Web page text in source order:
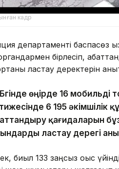
кадр
департаменті баспасөз
бірлесіп,
ластау деректерін
өңірде 16
6 195
қағидаларын
ластау дерегі
биыл 133 заңсыз қоқыс